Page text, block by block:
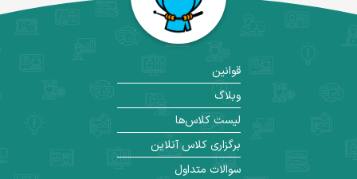
قوانین
وبلاگ
لیست کلاس‌ها
برگزاری کلاس آنلاین
سوالات متداول